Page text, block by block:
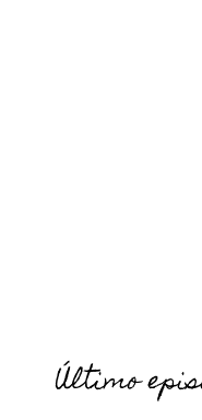
Último